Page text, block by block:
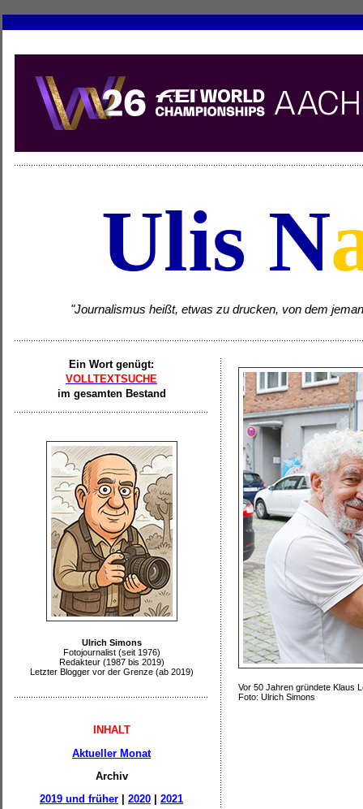
Ulis N
"Journalismus heißt, etwas zu drucken, von dem
Ein Wort genügt:
VOLLTEXTSUCHE
im gesamten Bestand
Ulrich Simons
Fotojournalist (seit 1976)
Redakteur (1987 bis 2019)
Letzter Blogger vor der Grenze (ab 2019)
INHALT
Aktueller Monat
Archiv
2019 und früher
2020
2021
Vor 50 Jahren gründete Klaus
Foto: Ulrich Simons